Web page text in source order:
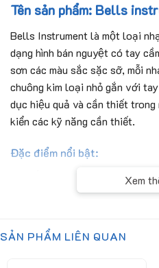
Tên sản phẩm: Bells
Bells Instrument là một loại
dạng hình bán nguyệt có tay
sơn các màu sắc sặc sỡ, mỗi
chuông kim loại nhỏ gắn với
dục hiệu quả và cần thiết
kiển các kỹ năng cần thiết.
Đặc điểm nổi bật:
Cấu tạo: Gồm 5 chuông
Màu sắc: Nhiều màu tươi
Xem
SẢN PHẨM LIÊN QUAN